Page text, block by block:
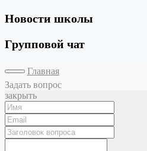
Новости школы
Групповой чат
Главная
Задать вопрос
закрыть